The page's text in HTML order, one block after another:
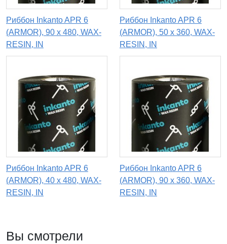
Риббон Inkanto APR 6
(ARMOR), 90 x 480, WAX-
RESIN, IN
Риббон Inkanto APR 6
(ARMOR), 50 х 360, WAX-
RESIN, IN
Риббон Inkanto APR 6
(ARMOR), 40 х 480, WAX-
RESIN, IN
Риббон Inkanto APR 6
(ARMOR), 90 x 360, WAX-
RESIN, IN
Вы смотрели